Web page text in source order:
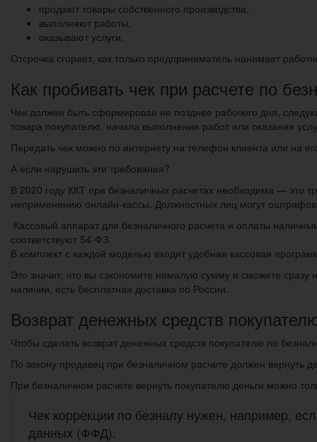
продают товары собственного производства,
выполняют работы,
оказывают услуги.
Отсрочка сгорает, как только предприниматель нанимает
Как пробивать чек при расчете по
Чек должен быть сформирован не позднее рабочего дня,
товара покупателю, начала выполнения работ или оказания
Передать чек можно по интернету на телефон клиента или на
А если нарушить эти требования?
В 2020 году ККТ при безналичных расчетах необходима — это
неприменению онлайн-кассы. Должностных лиц могут
Кассовый аппарат для безналичного расчета и оплаты
соответствуют 54-ФЗ.
В комплект с каждой моделью входит удобная кассовая
Это значит, что вы сэкономите немалую сумму и сможете сразу
наличии, есть бесплатная доставка по России.
Возврат денежных средств
Чтобы сделать возврат денежных средств покупателю по
По закону продавец при безналичном расчете должен вернуть
При безналичном расчете вернуть покупателю деньги можно
Чек коррекции по безналу нужен, например,
данных (ФФД).